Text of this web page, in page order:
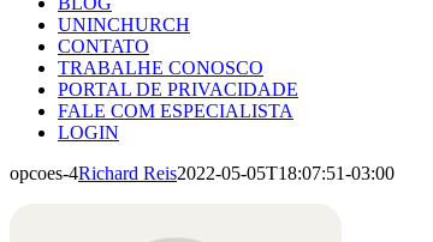
UNINCHURCH
CONTATO
TRABALHE CONOSCO
PORTAL DE PRIVACIDADE
FALE COM ESPECIALISTA
LOGIN
opcoes-4Richard Reis2022-05-05T18:07:51-03:00